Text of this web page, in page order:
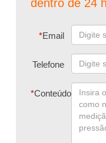
dentro de 24
*Email
Telefone
*Conteúdo